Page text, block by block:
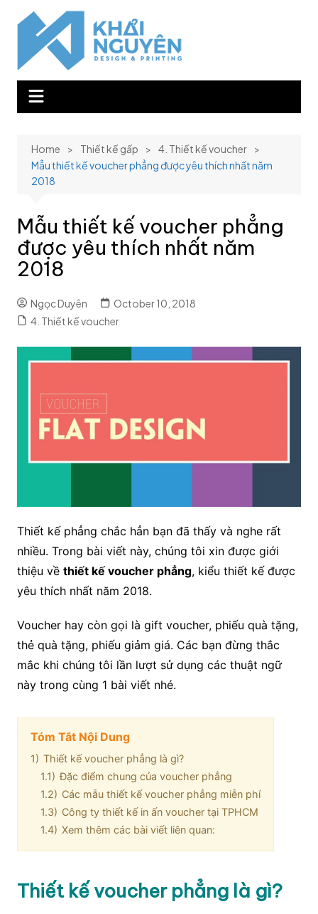
Home Thiết kế gấp
4. Thiết kế voucher
Mẫu thiết kế voucher phẳng được yêu thích nhất năm
2018
Mẫu thiết kế voucher phẳng
được yêu thích nhất năm
2018
Ngọc Duyên
October 10, 2018
4. Thiết kế voucher
Thiết kế phẳng chắc hẳn bạn đã thấy và nghe rất
nhiều. Trong bài viết này, chúng tôi xin được giới
thiệu về thiết kế voucher phẳng, kiểu thiết kế được
yêu thích nhất năm 2018.
Voucher hay còn gọi là gift voucher, phiếu quà tặng,
thẻ quà tặng, phiếu giảm giá. Các bạn đừng thắc
mắc khi chúng tôi lần lượt sử dụng các thuật ngữ
này trong cùng 1 bài viết nhé.
Tóm Tắt Nội Dung
1) Thiết kế voucher phẳng là gì?
1.1) Đặc điểm chung của voucher phẳng
1.2) Các mẫu thiết kế voucher phẳng miễn phí
1.3) Công ty thiết kế in ấn voucher tại TPHCM
1.4) Xem thêm các bài viết liên quan:
Thiết kế voucher phẳng là gì?